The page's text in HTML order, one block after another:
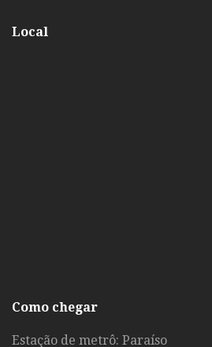
Local
Como chegar
Estação de metrô: Paraíso